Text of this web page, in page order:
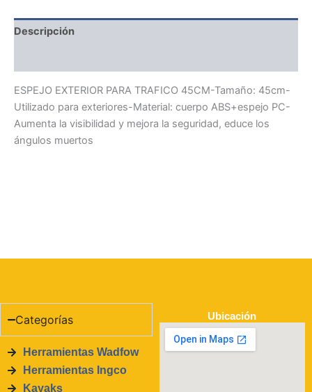
Descripción
ESPEJO EXTERIOR PARA TRAFICO 45CM-Tamaño: 45cm-
Utilizado para exteriores-Material: cuerpo ABS+espejo PC-
Aumenta la visibilidad y mejora la seguridad, educe los
ángulos muertos
Categorías
Herramientas Wadfow
Herramientas Ingco
Kayaks
Ubicación